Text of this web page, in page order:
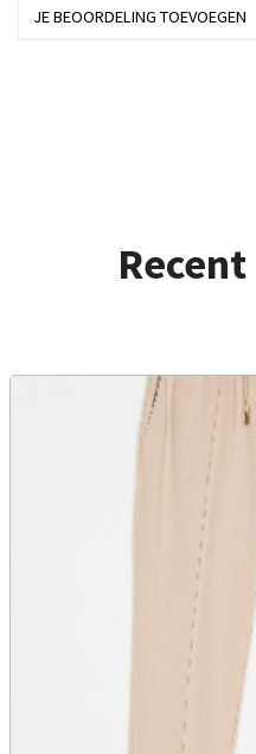
JE BEOORDELING TOEVOEGEN